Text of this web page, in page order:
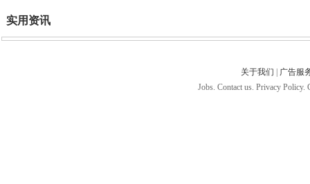
实用资讯
关于我们
广告服
Jobs. Contact us. Privacy